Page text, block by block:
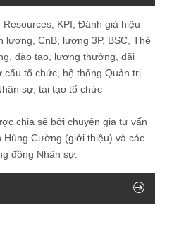
KPI, Đánh giá hiệu
lương, CnB, lương 3P, BSC, Thẻ
đào tạo, lương thưởng, đãi
cấu tổ chức, hệ thống Quản trị
sự, tái tạo tổ chức
chia sẻ bởi chuyên gia tư vấn
Hùng Cường (giới thiệu) và các
đồng Nhân sự.